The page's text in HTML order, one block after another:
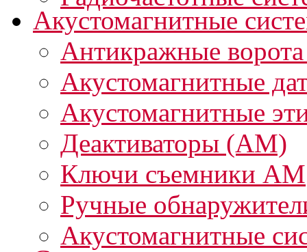
Акустомагнитные
Антикражные
Акустомагнитные
Акустомагнитные
Деактиваторы (АМ)
Ключи съемники АМ
Ручные
Акустомагнитные